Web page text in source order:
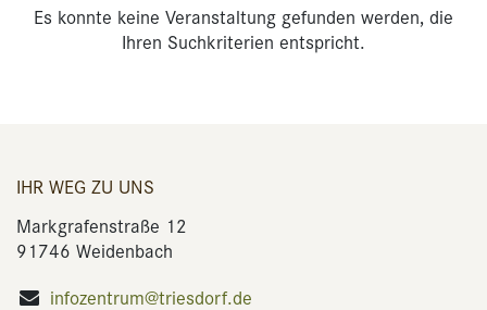
Es konnte keine Veranstaltung gefunden werden, die
Ihren Suchkriterien entspricht.
IHR WEG ZU UNS
Markgrafenstraße 12
91746 Weidenbach
infozentrum@triesdorf.de